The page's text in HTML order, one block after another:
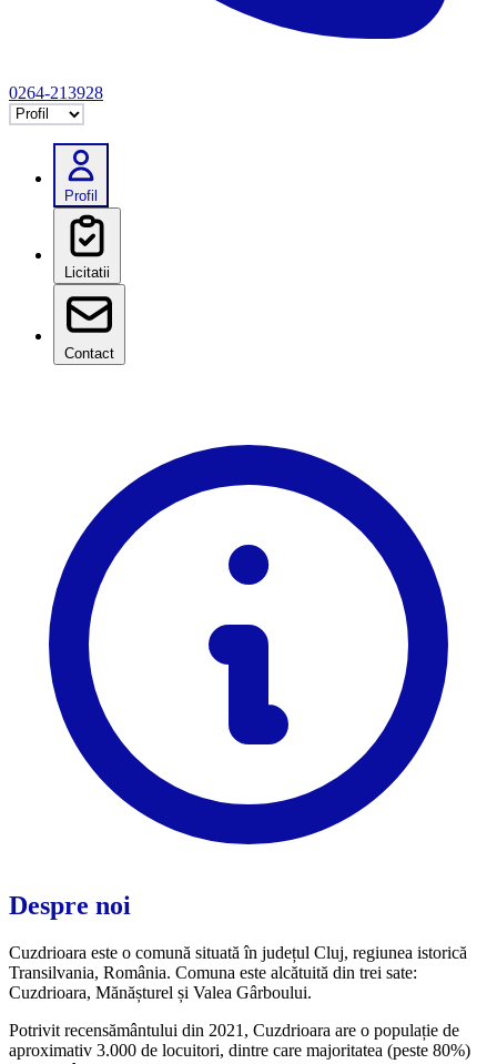
0264-213928
Selectează tab
Profil
Licitatii
Contact
Despre noi
Cuzdrioara este o comună situată în județul Cluj, regiunea istorică
Transilvania, România. Comuna este alcătuită din trei sate:
Cuzdrioara, Mănășturel și Valea Gârboului.
Potrivit recensământului din 2021, Cuzdrioara are o populație de
aproximativ 3.000 de locuitori, dintre care majoritatea (peste 80%)